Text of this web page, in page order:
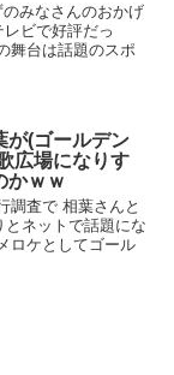
みなさんのおかげ
ビで好評だっ
舞台は話題のスポ
が(ゴールデン
広場になりす
かｗｗ
調査で 相葉さんと
ネットで話題にな
ロケとしてゴール